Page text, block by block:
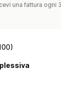
una fattura ogni